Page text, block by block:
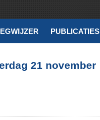
PUBLICATIES
21 november